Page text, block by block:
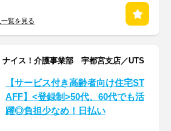
覧を見る
ナイス！介護事業部 宇都宮支店／UTS
【サービス付き高齢者向け住宅ST
AFF】<登録制>50代、60代でも活
躍◎負担少なめ！日払い